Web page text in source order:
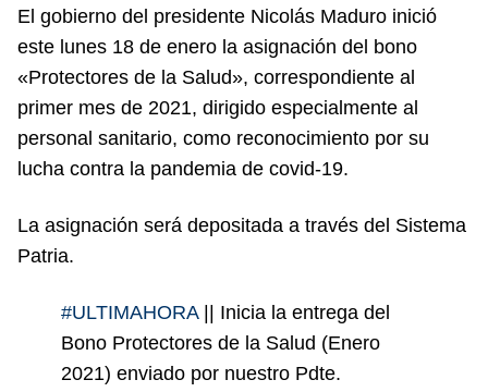
El gobierno del presidente Nicolás Maduro inició
este lunes 18 de enero la asignación del bono
«Protectores de la Salud», correspondiente al
primer mes de 2021, dirigido especialmente al
personal sanitario, como reconocimiento por su
lucha contra la pandemia de covid-19.
La asignación será depositada a través del Sistema
Patria.
#ULTIMAHORA|| Inicia la entrega del
Bono Protectores de la Salud (Enero
2021) enviado por nuestro Pdte.